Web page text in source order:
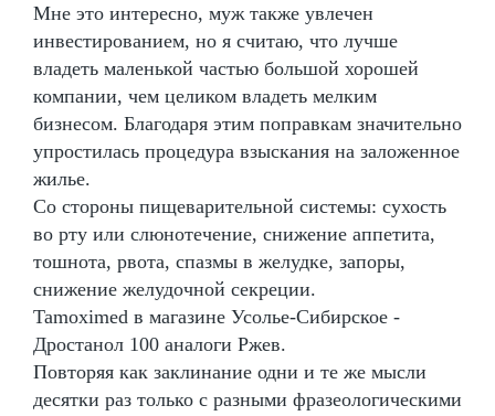
Мне это интересно, муж также увлечен
инвестированием, но я считаю, что лучше
владеть маленькой частью большой хорошей
компании, чем целиком владеть мелким
бизнесом. Благодаря этим поправкам значительно
упростилась процедура взыскания на заложенное
жилье.
Со стороны пищеварительной системы: сухость
во рту или слюнотечение, снижение аппетита,
тошнота, рвота, спазмы в желудке, запоры,
снижение желудочной секреции.
Tamoximed в магазине Усолье-Сибирское -
Дростанол 100 аналоги Ржев.
Повторяя как заклинание одни и те же мысли
десятки раз только с разными фразеологическими